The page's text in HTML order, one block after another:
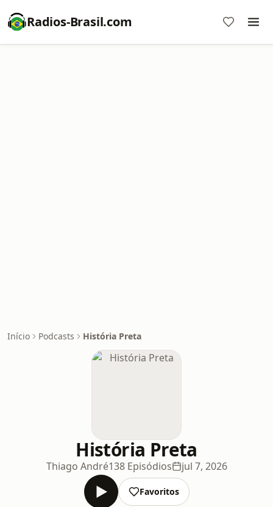
Radios-Brasil.com
Início Podcasts História Preta
História Preta
Thiago André138 Episódios jul 7, 2026
Favoritos